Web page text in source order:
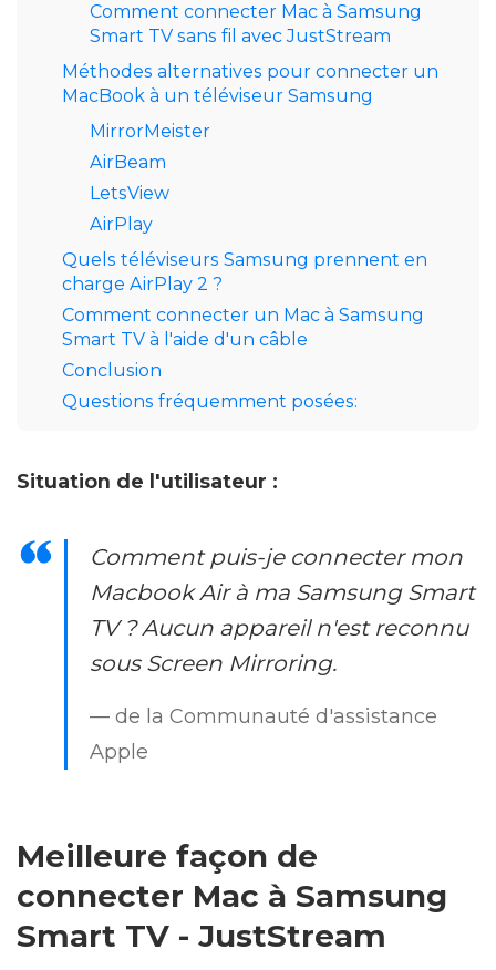
Comment connecter Mac à Samsung
Smart TV sans fil avec JustStream
Méthodes alternatives pour connecter un
MacBook à un téléviseur Samsung
MirrorMeister
AirBeam
LetsView
AirPlay
Quels téléviseurs Samsung prennent en
charge AirPlay 2 ?
Comment connecter un Mac à Samsung
Smart TV à l'aide d'un câble
Conclusion
Questions fréquemment posées:
Situation de l'utilisateur :
Comment puis-je connecter mon
Macbook Air à ma Samsung Smart
TV ? Aucun appareil n'est reconnu
sous Screen Mirroring.
— de la Communauté d'assistance
Apple
Meilleure façon de
connecter Mac à Samsung
Smart TV - JustStream